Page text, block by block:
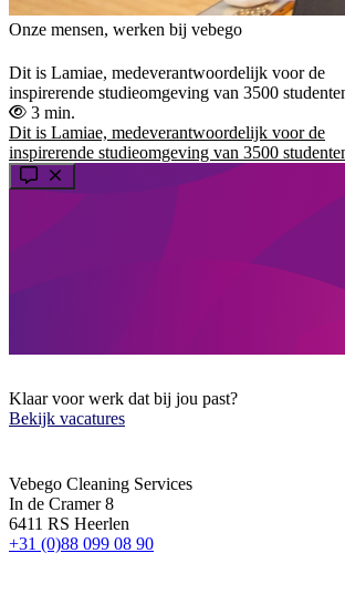
Onze mensen, werken bij vebego
Dit is Lamiae, medeverantwoordelijk voor de
inspirerende studieomgeving van 3500
3 min.
Dit is Lamiae, medeverantwoordelijk voor de
inspirerende studieomgeving van 3500
Klaar voor werk dat bij jou past?
Bekijk vacatures
Vebego Cleaning Services
In de Cramer 8
6411 RS Heerlen
+31 (0)88 099 08 90